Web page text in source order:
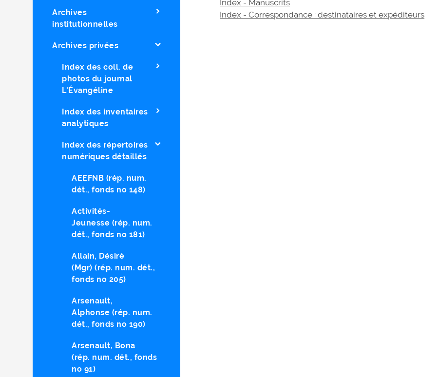
Archives
institutionnelles
Archives privées
Index des coll. de
photos du journal
L'Évangéline
Index des inventaires
analytiques
Index des répertoires
numériques détaillés
AEEFNB (rép. num.
dét., fonds no 148)
Activités-
Jeunesse (rép. num.
dét., fonds no 181)
Allain, Désiré
(Mgr) (rép. num. dét.,
fonds no 205)
Arsenault,
Alphonse (rép. num.
dét., fonds no 190)
Arsenault, Bona
(rép. num. dét., fonds
no 91)
Index - Manuscrits
Index - Correspondance : destinataires et expéditeurs